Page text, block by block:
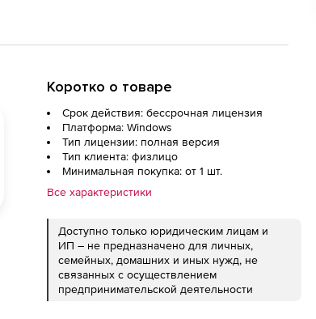
Коротко о товаре
Срок действия: бессрочная лицензия
Платформа: Windows
Тип лицензии: полная версия
Тип клиента: физлицо
Минимальная покупка: от 1 шт.
Все характеристики
Доступно только юридическим лицам и
ИП – не предназначено для личных,
семейных, домашних и иных нужд, не
связанных с осуществлением
предпринимательской деятельности